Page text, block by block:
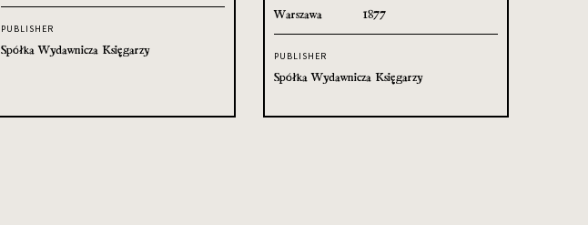
PUBLISHER
Spółka Wydawnicza Księgarzy
Warszawa 1877
PUBLISHER
Spółka Wydawnicza Księgarzy